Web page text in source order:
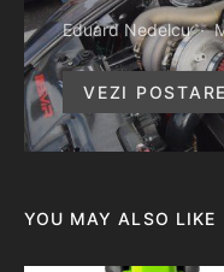
Eduard Nedelcu
VEZI
YOU MAY ALSO LIKE